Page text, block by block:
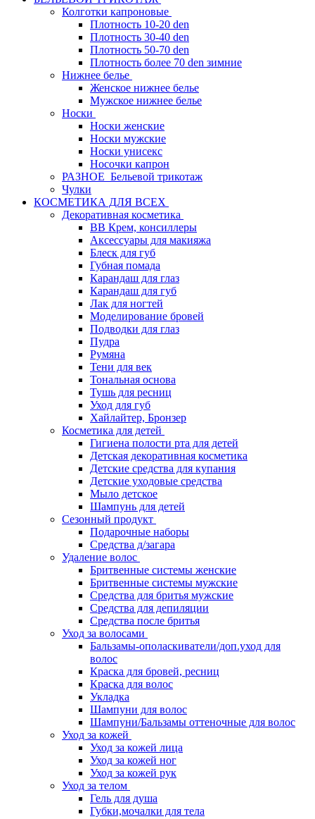
Колготки капроновые
Плотность 10-20 den
Плотность 30-40 den
Плотность 50-70 den
Плотность более 70 den зимние
Нижнее белье
Женское нижнее белье
Мужское нижнее белье
Носки
Носки женские
Носки мужские
Носки унисекс
Носочки капрон
РАЗНОЕ_Бельевой трикотаж
Чулки
КОСМЕТИКА ДЛЯ ВСЕХ
Декоративная косметика
BB Крем, консиллеры
Аксессуары для макияжа
Блеск для губ
Губная помада
Карандаш для глаз
Карандаш для губ
Лак для ногтей
Моделирование бровей
Подводки для глаз
Пудра
Румяна
Тени для век
Тональная основа
Тушь для ресниц
Уход для губ
Хайлайтер, Бронзер
Косметика для детей
Гигиена полости рта для детей
Детская декоративная косметика
Детские средства для купания
Детские уходовые средства
Мыло детское
Шампунь для детей
Сезонный продукт
Подарочные наборы
Средства д/загара
Удаление волос
Бритвенные системы женские
Бритвенные системы мужские
Средства для бритья мужские
Средства для депиляции
Средства после бритья
Уход за волосами
Бальзамы-ополаскиватели/доп.уход для
волос
Краска для бровей, ресниц
Краска для волос
Укладка
Шампуни для волос
Шампуни/Бальзамы оттеночные для волос
Уход за кожей
Уход за кожей лица
Уход за кожей ног
Уход за кожей рук
Уход за телом
Гель для душа
Губки,мочалки для тела